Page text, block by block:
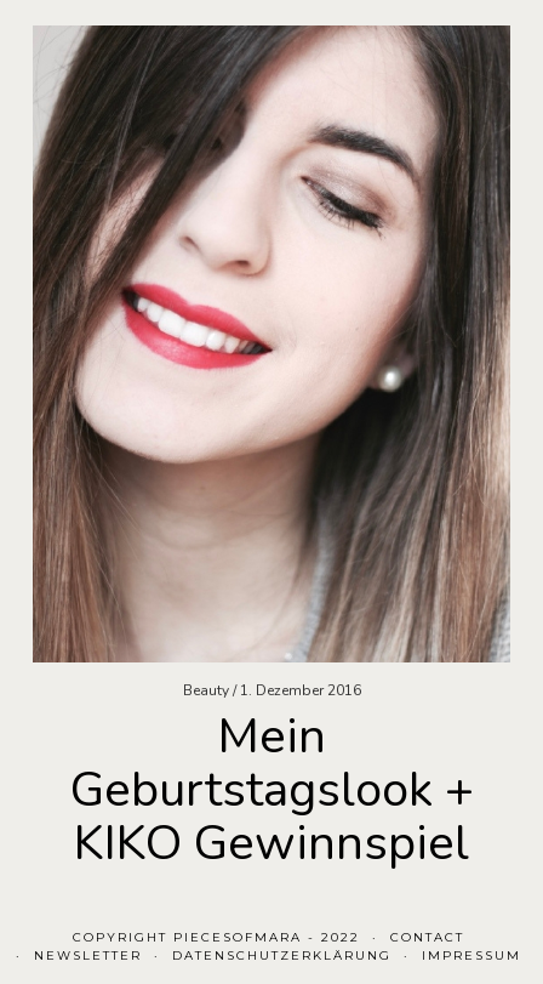
Beauty 1. Dezember 2016
Mein
Geburtstagslook +
KIKO Gewinnspiel
COPYRIGHT PIECESOFMARA - 2022
CONTACT
NEWSLETTER
DATENSCHUTZERKLÄRUNG IMPRESSUM